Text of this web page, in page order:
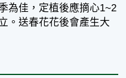
為佳，定植後應摘心1~2
。送春花花後會產生大